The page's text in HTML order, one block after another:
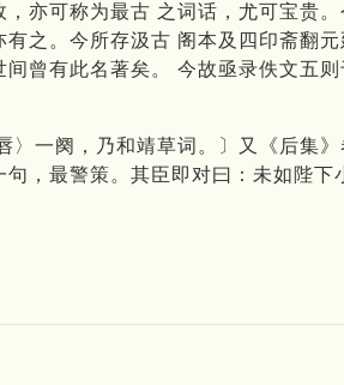
亦可称为最古 之词话，尤可宝贵
之。今所存汲古 阁本及四印斋翻
曾有此名著矣。 今故亟录佚文五
一阕，乃和靖草词。〕又《后集
，最警策。其臣即对曰：未如陛下